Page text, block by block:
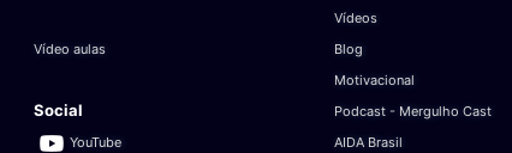
Vídeo aulas
Social
YouTube
Vídeos
Blog
Motivacional
Podcast - Mergulho Cast
AIDA Brasil